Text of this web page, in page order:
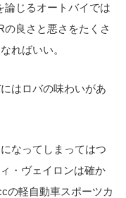
論じるオートバイでは
良さと悪さをたくさ
ればいい。
はロバの味わいがあ
なってしまってはつ
・ヴェイロンは確か
の軽自動車スポーツカ